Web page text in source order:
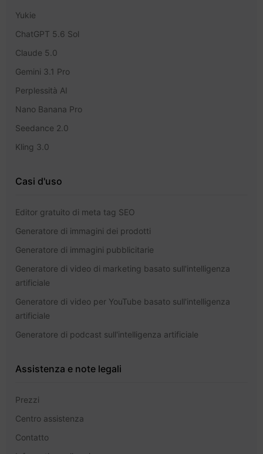
Yukie
ChatGPT 5.6 Sol
Claude 5.0
Gemini 3.1 Pro
Perplessità AI
Nano Banana Pro
Seedance 2.0
Kling 3.0
Casi d'uso
Editor gratuito di meta tag SEO
Generatore di immagini dei prodotti
Generatore di immagini pubblicitarie
Generatore di video di marketing basato sull'intelligenza
artificiale
Generatore di video per YouTube basato sull'intelligenza
artificiale
Generatore di podcast sull'intelligenza artificiale
Assistenza e note legali
Prezzi
Centro assistenza
Contatto